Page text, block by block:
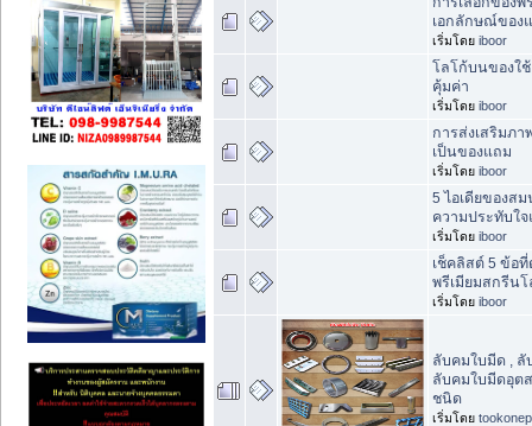
เอกลักษณ์ของ
เริ่มโดย iboor
โลโก้บนของใ
คุ้มค่า
เริ่มโดย iboor
การส่งเสริมภ
เป็นของแถม
เริ่มโดย iboor
5 ไอเดียของส
ความประทับใจ
เริ่มโดย iboor
เช็คลิสต์ 5 ข้อ
พรีเมียมสกรีน
เริ่มโดย iboor
ลับคมใบมีด , ลั
ลับคมใบมีดอุต
ชนิด
เริ่มโดย